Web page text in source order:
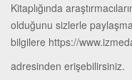
Kitaplığında
olduğunu sizlerle
bilgilere https://
adresinden erişebilirsiniz.